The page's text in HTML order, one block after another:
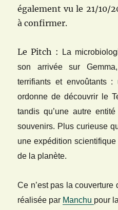
également vu le 21/10/
à confirmer.
Le Pitch :
La
son arrivée sur
terrifiants et envoûtants
ordonne de découvrir le
tandis qu’une autre
souvenirs. Plus curieuse
une expédition
de la planète.
Ce n’est pas la couverture
réalisée par Manchu pour